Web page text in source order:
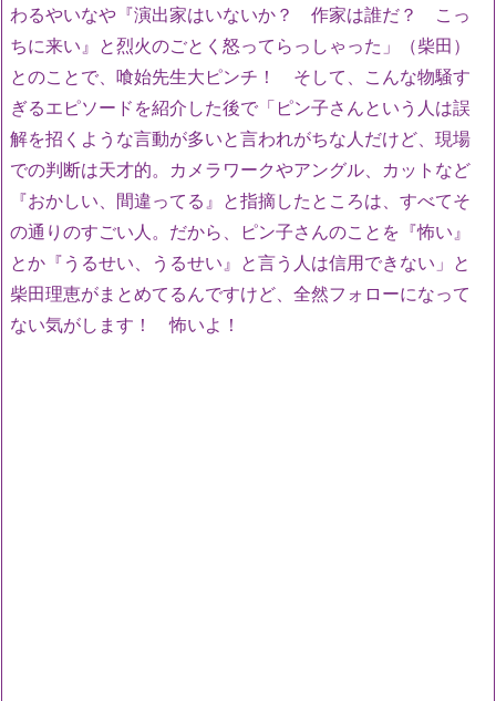
わるやいなや『演出家はいないか？ 作家は誰だ？ こっ
ちに来い』と烈火のごとく怒ってらっしゃった」（柴田）
とのことで、喰始先生大ピンチ！ そして、こんな物騒す
ぎるエピソードを紹介した後で「ピン子さんという人は誤
解を招くような言動が多いと言われがちな人だけど、現場
での判断は天才的。カメラワークやアングル、カットなど
『おかしい、間違ってる』と指摘したところは、すべてそ
の通りのすごい人。だから、ピン子さんのことを『怖い』
とか『うるせい、うるせい』と言う人は信用できない」と
柴田理恵がまとめてるんですけど、全然フォローになって
ない気がします！ 怖いよ！